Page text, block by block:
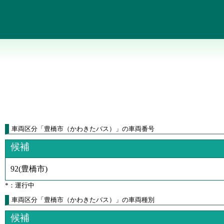
車両区分 「 豊橋市（かわきたバス） 」 の車両番号
候補
92(豊橋市)
*：運行中
車両区分「豊橋市（かわきたバス）」の車両種別
候補